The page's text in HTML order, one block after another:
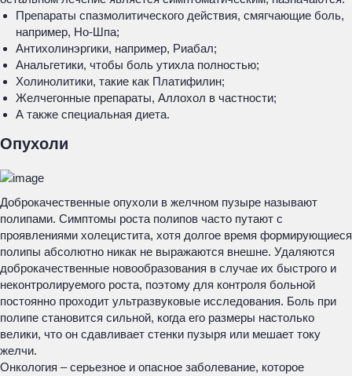
Препараты спазмолитического действия, смягчающие боль,
например, Но-Шпа;
Антихолинэргики, например, Риабал;
Анальгетики, чтобы боль утихла полностью;
Холинолитики, такие как Платифилин;
Желчегонные препараты, Аллохол в частности;
А также специальная диета.
Опухоли
Доброкачественные опухоли в желчном пузыре называют
полипами. Симптомы роста полипов часто путают с
проявлениями холецистита, хотя долгое время формирующиеся
полипы абсолютно никак не выражаются внешне. Удаляются
доброкачественные новообразования в случае их быстрого и
неконтролируемого роста, поэтому для контроля больной
постоянно проходит ультразвуковые исследования. Боль при
полипе становится сильной, когда его размеры настолько
велики, что он сдавливает стенки пузыря или мешает току
желчи.
Онкология – серьезное и опасное заболевание, которое